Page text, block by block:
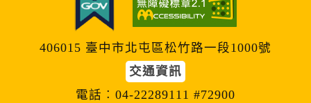
406015 臺中市北屯區松竹路一段1000號
交通資訊
電話︰04-22289111 #72900